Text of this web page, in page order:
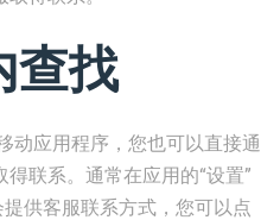
查找
动应用程序，您也可以直接通
联系。通常在应用的“设置”
供客服联系方式，您可以点